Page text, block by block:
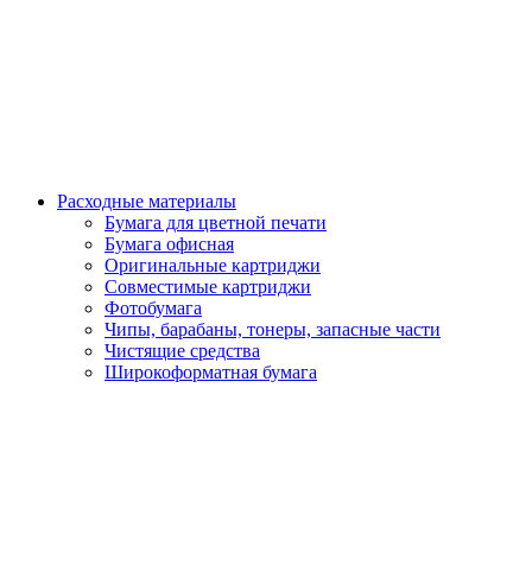
Расходные материалы
Бумага для цветной печати
Бумага офисная
Оригинальные картриджи
Совместимые картриджи
Фотобумага
Чипы, барабаны, тонеры, запасные части
Чистящие средства
Широкоформатная бумага